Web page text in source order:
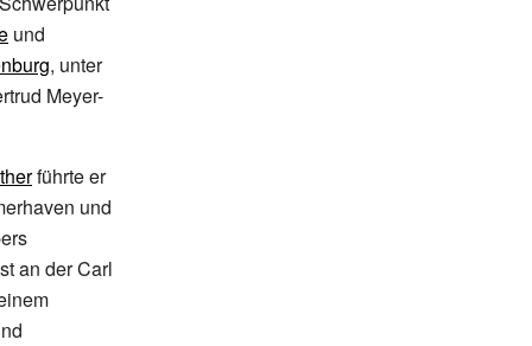
und
, unter
Meyer-
führte er
und
an der Carl